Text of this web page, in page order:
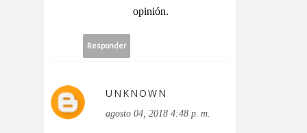
opinión.
Responder
UNKNOWN
agosto 04, 2018 4:48 p. m.